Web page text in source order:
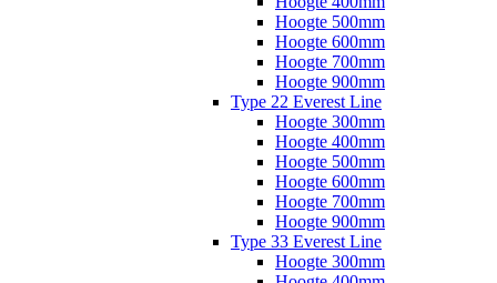
Hoogte 500mm
Hoogte 600mm
Hoogte 700mm
Hoogte 900mm
Type 22 Everest Line
Hoogte 300mm
Hoogte 400mm
Hoogte 500mm
Hoogte 600mm
Hoogte 700mm
Hoogte 900mm
Type 33 Everest Line
Hoogte 300mm